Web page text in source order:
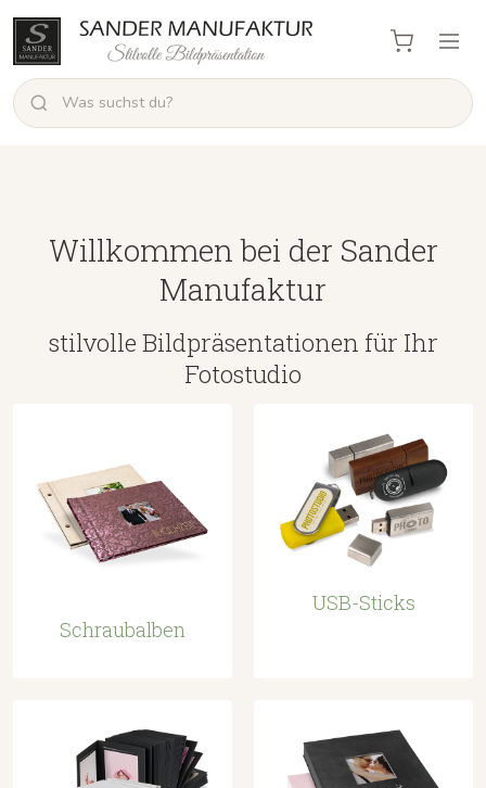
Willkommen bei der Sander
Manufaktur
stilvolle Bildpräsentationen für Ihr
Fotostudio
Schraubalben
USB-Sticks